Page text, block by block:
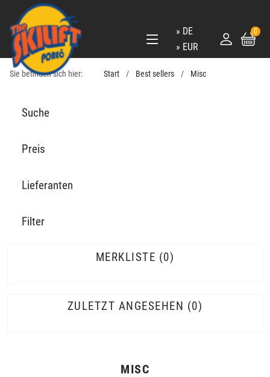
DE
EUR
0
Sie befinden sich hier: Start Best sellers Misc
Suche
Preis
Lieferanten
Filter
MERKLISTE 0
ZULETZT ANGESEHEN 0
MISC